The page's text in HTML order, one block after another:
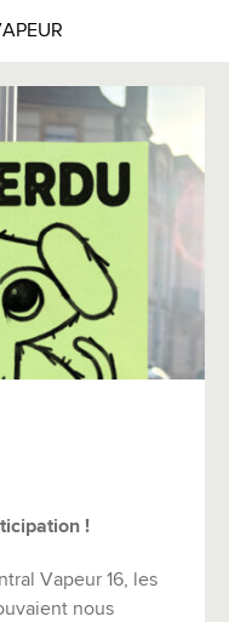
!
Vapeur 16, les
nous